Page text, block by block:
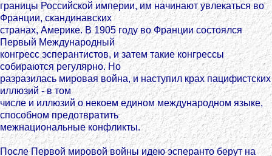
границы Российской империи, им начинают увлекаться во
Франции, скандинавских
странах, Америке. В 1905 году во Франции состоялся
Первый Международный
конгресс эсперантистов, и затем такие конгрессы
собираются регулярно. Но
разразилась мировая война, и наступил крах пацифистских
иллюзий - в том
числе и иллюзий о некоем едином международном языке,
способном предотвратить
межнациональные конфликты.
После Первой мировой войны идею эсперанто берут на